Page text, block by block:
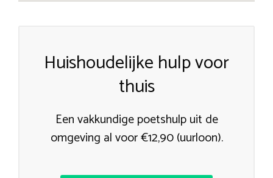
Huishoudelijke hulp voor
thuis
Een vakkundige poetshulp uit de
omgeving al voor €12,90 (uurloon).